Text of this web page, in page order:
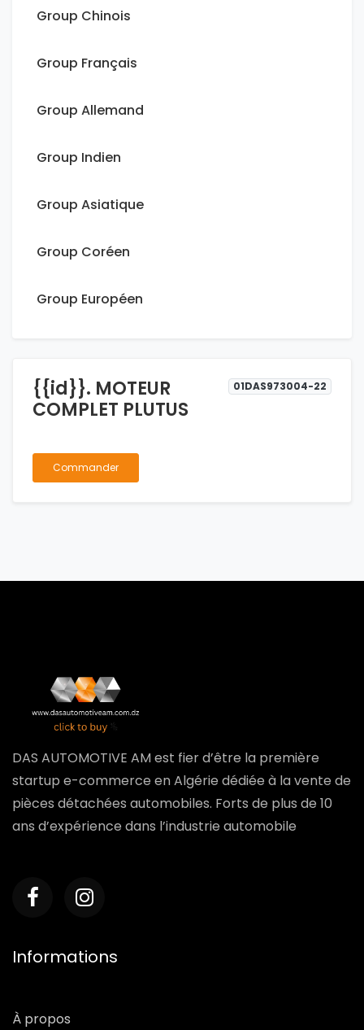
Group Chinois
Group Français
Group Allemand
Group Indien
Group Asiatique
Group Coréen
Group Européen
{{id}}. MOTEUR
COMPLET PLUTUS
01DAS973004-22
Commander
DAS AUTOMOTIVE AM est fier d’être la première
startup e-commerce en Algérie dédiée à la vente de
pièces détachées automobiles. Forts de plus de 10
ans d’expérience dans l’industrie automobile
Informations
À propos